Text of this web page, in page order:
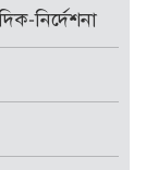
নির্দেশনা